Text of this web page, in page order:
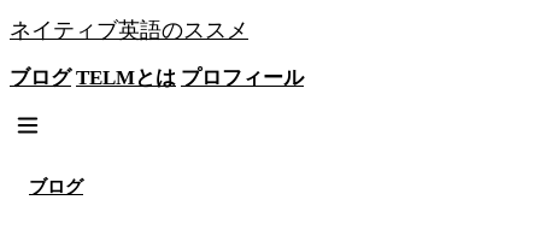
ネイティブ英語のススメ
ブログ TELMとは プロフィール
ブログ